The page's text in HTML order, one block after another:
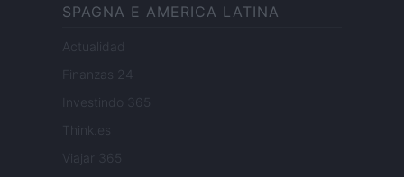
SPAGNA E AMERICA LATINA
Actualidad
Finanzas 24
Investindo 365
Think.es
Viajar 365